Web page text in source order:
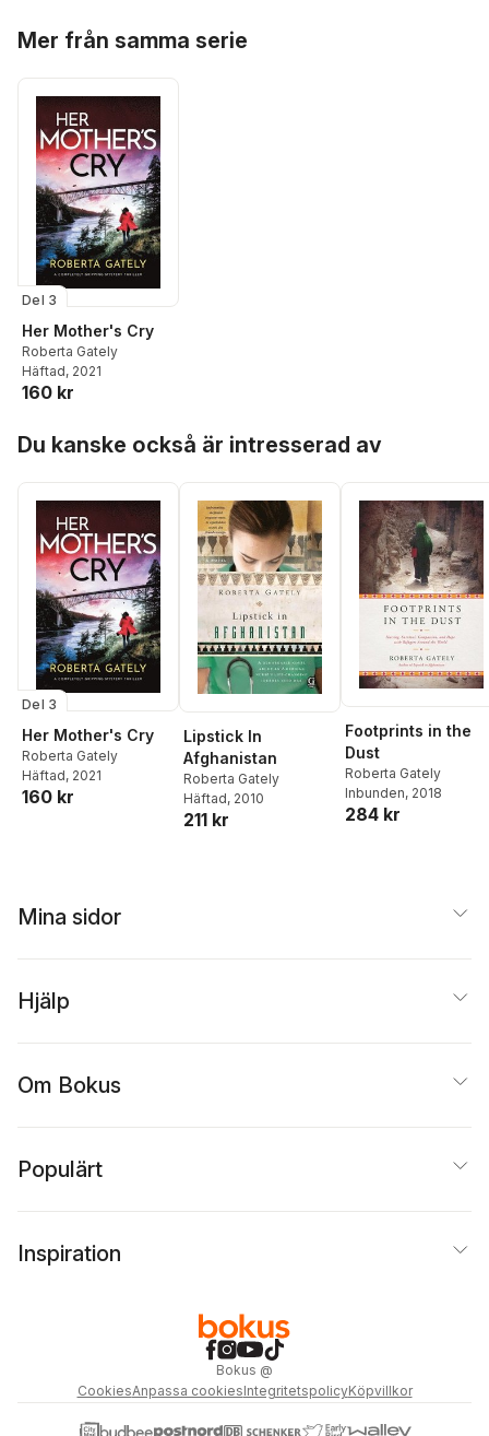
Mer från samma serie
Del 3
Her Mother's Cry
Roberta Gately
Häftad, 2021
160 kr
Du kanske också är intresserad av
Del 3
Her Mother's Cry
Roberta Gately
Häftad, 2021
160 kr
Lipstick In
Afghanistan
Roberta Gately
Häftad, 2010
211 kr
Footprints in the
Dust
Roberta Gately
Inbunden, 2018
284 kr
Mina sidor
Hjälp
Om Bokus
Populärt
Inspiration
Bokus @
CookiesAnpassa cookiesIntegritetspolicyKöpvillkor